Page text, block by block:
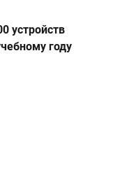
устройств
году